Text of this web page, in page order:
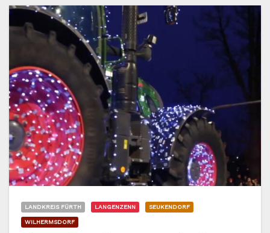
LANDKREIS FÜRTH LANGENZENN SEUKENDORF
WILHERMSDORF